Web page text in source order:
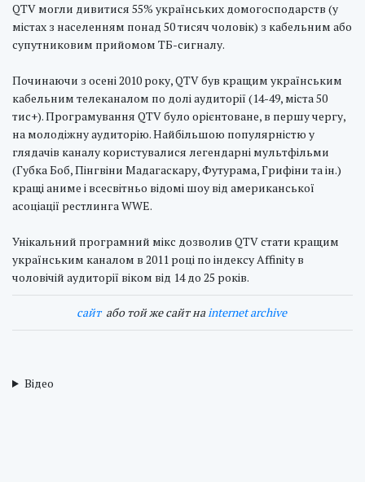
QTV могли дивитися 55% українських домогосподарств (у
містах з населенням понад 50 тисяч чоловік) з кабельним або
супутниковим прийомом ТБ-сигналу.
Починаючи з осені 2010 року, QTV був кращим українським
кабельним телеканалом по долі аудиторії (14-49, міста 50
тис+). Програмування QTV було орієнтоване, в першу чергу,
на молодіжну аудиторію. Найбільшою популярністю у
глядачів каналу користувалися легендарні мультфільми
(Губка Боб, Пінгвіни Мадагаскару, Футурама, Грифіни та ін.)
кращі аниме і всесвітньо відомі шоу від американської
асоціації рестлинга WWE.
Унікальний програмний мікс дозволив QTV стати кращим
українським каналом в 2011 році по індексу Affinity в
чоловічій аудиторії віком від 14 до 25 років.
cайтабо той же сайт наinternet archive
Відео